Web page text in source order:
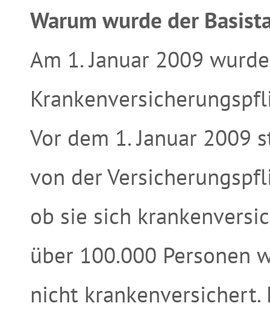
Warum wurde der
Am 1. Januar 2009
Vor dem 1. Januar 2009
von der
ob sie sich
über 100.000 Personen
nicht krankenversichert.